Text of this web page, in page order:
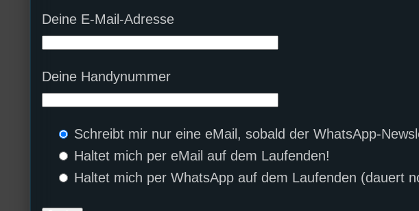
Deine E-Mail-Adresse
Deine Handynummer
Schreibt mir nur eine eMail, sobald der WhatsApp-
Haltet mich per eMail auf dem Laufenden!
Haltet mich per WhatsApp auf dem Laufenden (dauert